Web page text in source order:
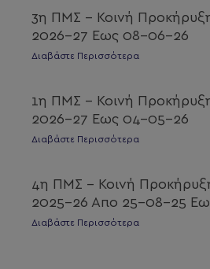
3η ΠΜΣ – Κοινή
2026-27 Εως 08-06-26
Διαβάστε Περισσότερα
1η ΠΜΣ – Κοινή
2026-27 Εως 04-05-26
Διαβάστε Περισσότερα
4η ΠΜΣ – Κοινή
2025-26 Απο 25-08-25
Διαβάστε Περισσότερα